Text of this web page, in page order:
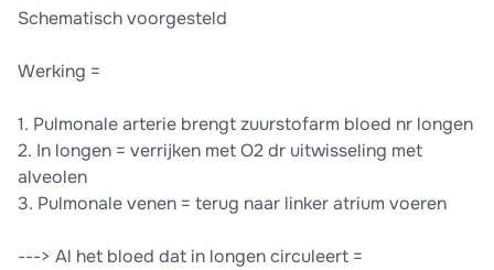
Schematisch voorgesteld
Werking =
1. Pulmonale arterie brengt zuurstofarm bloed nr longen
2. In longen = verrijken met O2 dr uitwisseling met
alveolen
3. Pulmonale venen = terug naar linker atrium voeren
---> Al het bloed dat in longen circuleert =